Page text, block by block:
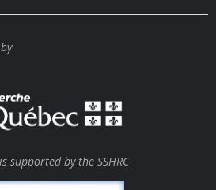
supported by the SSHRC